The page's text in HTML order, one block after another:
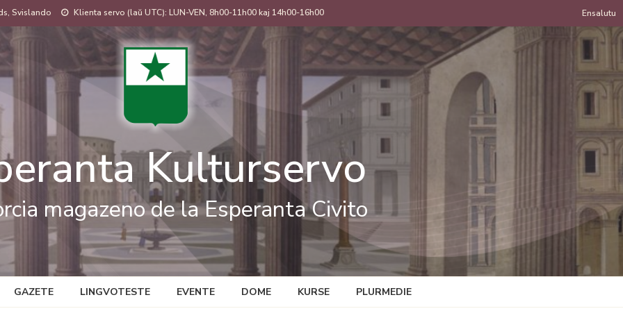
Svislando Klienta servo (laŭ UTC): LUN-VEN, 8h00-11h00 kaj 14h00-16h00
de
Ensalutu
Kulturservo
magazeno de la Esperanta Civito
GAZETE LINGVOTESTE EVENTE DOME KURSE PLURMEDIE